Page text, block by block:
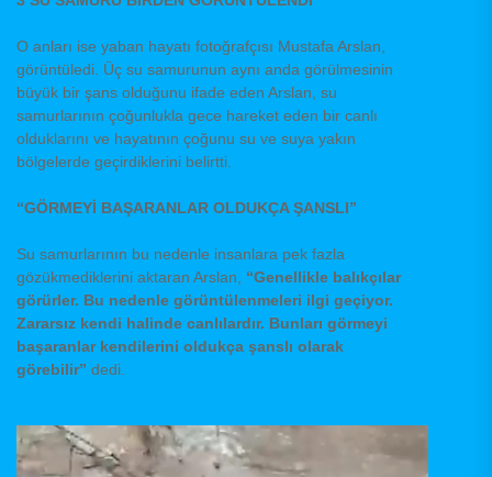
O anları ise yaban hayatı fotoğrafçısı Mustafa Arslan,
görüntüledi. Üç su samurunun aynı anda görülmesinin
büyük bir şans olduğunu ifade eden Arslan, su
samurlarının çoğunlukla gece hareket eden bir canlı
olduklarını ve hayatının çoğunu su ve suya yakın
bölgelerde geçirdiklerini belirtti.
“GÖRMEYİ BAŞARANLAR OLDUKÇA ŞANSLI”
Su samurlarının bu nedenle insanlara pek fazla
gözükmediklerini aktaran Arslan, “Genellikle balıkçılar
görürler. Bu nedenle görüntülenmeleri ilgi geçiyor.
Zararsız kendi halinde canlılardır. Bunları görmeyi
başaranlar kendilerini oldukça şanslı olarak
görebilir” dedi.